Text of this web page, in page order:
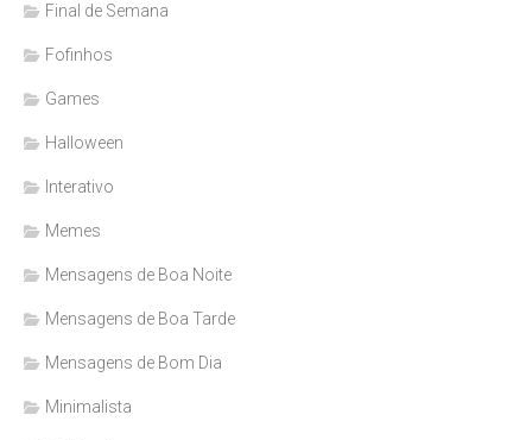
Final de Semana
Fofinhos
Games
Halloween
Interativo
Memes
Mensagens de Boa Noite
Mensagens de Boa Tarde
Mensagens de Bom Dia
Minimalista